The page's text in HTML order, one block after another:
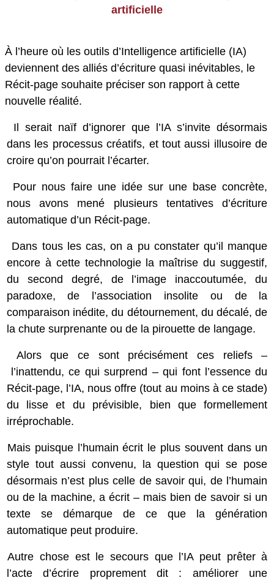
artificielle
À l’heure où les outils d’Intelligence artificielle (IA)
deviennent des alliés d’écriture quasi inévitables, le
Récit-page souhaite préciser son rapport à cette
nouvelle réalité.
Il serait naïf d’ignorer que l’IA s’invite désormais
dans les processus créatifs, et tout aussi illusoire de
croire qu’on pourrait l’écarter.
Pour nous faire une idée sur une base concrète,
nous avons mené plusieurs tentatives d’écriture
automatique d’un Récit-page.
Dans tous les cas, on a pu constater qu’il manque
encore à cette technologie la maîtrise du suggestif,
du second degré, de l’image inaccoutumée, du
paradoxe, de l’association insolite ou de la
comparaison inédite, du détournement, du décalé, de
la chute surprenante ou de la pirouette de langage.
Alors que ce sont précisément ces reliefs ‒
l’inattendu, ce qui surprend ‒ qui font l’essence du
Récit-page, l’IA, nous offre (tout au moins à ce stade)
du lisse et du prévisible, bien que formellement
irréprochable.
Mais puisque l’humain écrit le plus souvent dans un
style tout aussi convenu, la question qui se pose
désormais n’est plus celle de savoirqui, de l’humain
ou de la machine, a écrit ‒ mais bien de savoir si un
texte se démarque de ce que la génération
automatique peut produire.
Autre chose est le secours que l’IA peut prêter à
l’acte d’écrire proprement dit : améliorer une